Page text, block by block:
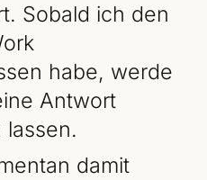
Sobald ich den
habe, werde
Antwort
lassen.
damit